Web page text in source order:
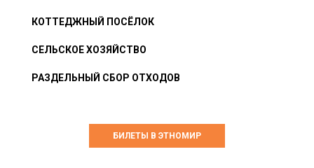
КОТТЕДЖНЫЙ ПОСЁЛОК
СЕЛЬСКОЕ ХОЗЯЙСТВО
РАЗДЕЛЬНЫЙ СБОР ОТХОДОВ
БИЛЕТЫ В ЭТНОМИР